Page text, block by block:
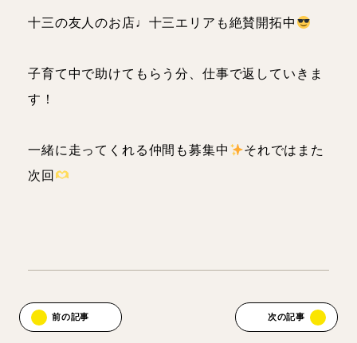
十三の友人のお店♩十三エリアも絶賛開拓中
子育て中で助けてもらう分、仕事で返していきま
す！
一緒に走ってくれる仲間も募集中
それではまた
次回
前の記事 次の記事